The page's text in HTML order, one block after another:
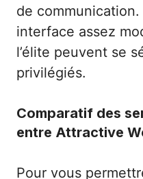
de
interface assez
l’élite peuvent se
privilégiés.
Comparatif des
entre Attractive
Pour vous